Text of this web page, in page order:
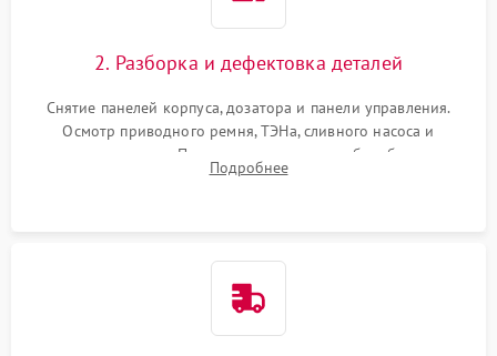
2. Разборка и дефектовка деталей
Снятие панелей корпуса, дозатора и панели управления.
Осмотр приводного ремня, ТЭНа, сливного насоса и
амортизаторов. Проверка подшипников барабана и
крестовины на износ, а манжеты люка на разрывы.
Подробнее